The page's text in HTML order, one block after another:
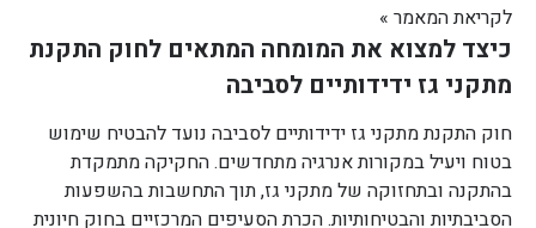
לקריאת המאמר »
כיצד למצוא את המומחה המתאים לחוק התקנת
מתקני גז ידידותיים לסביבה
חוק התקנת מתקני גז ידידותיים לסביבה נועד להבטיח שימוש
בטוח ויעיל במקורות אנרגיה מתחדשים. החקיקה מתמקדת
בהתקנה ובתחזוקה של מתקני גז, תוך התחשבות בהשפעות
הסביבתיות והבטיחותיות. הכרת הסעיפים המרכזיים בחוק חיונית